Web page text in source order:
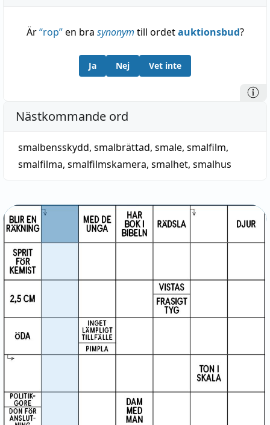
Är“rop”en bra synonym till ordetauktionsbud?
Ja Nej Vet inte
Nästkommande ord
smalbensskydd, smalbrättad, smale, smalfilm,
smalfilma, smalfilmskamera, smalhet, smalhus